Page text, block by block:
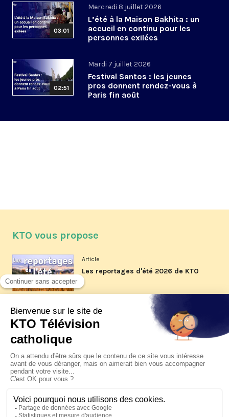
03:01
Mercredi 8 juillet 2026
L’été à la Maison Bakhita : un
accueil en continu pour les
personnes exilées
02:51
Mardi 7 juillet 2026
Festival Santos : les jeunes
pros donnent rendez-vous à
Paris fin août
KTO vous propose
Article
Les reportages d'été 2026 de KTO
Article
La visite pastorale du pape Léon
XIV à Assise à suivre sur KTO le
Article
Le pape en Uruguay, Argentine et